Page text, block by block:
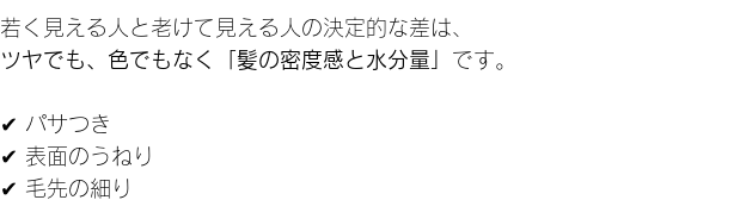
若く見える人と老けて見える人の決定的な差は、
ツヤでも、色でもなく「髪の密度感と水分量」 です。
✔ パサつき
✔ 表面のうねり
✔ 毛先の細り